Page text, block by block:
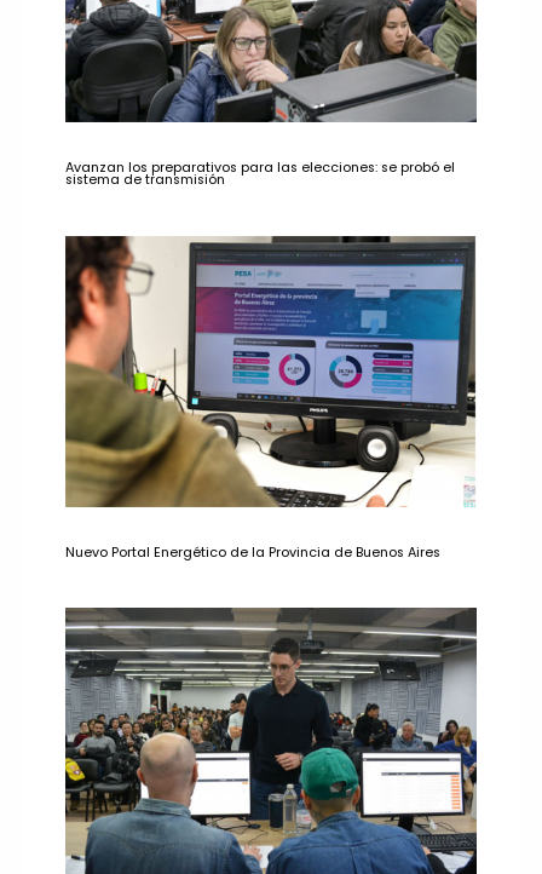
Avanzan los preparativos para las elecciones: se probó el
sistema de transmisión
Nuevo Portal Energético de la Provincia de Buenos Aires